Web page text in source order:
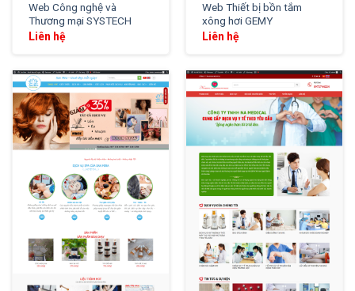
Web Công nghệ và
Thương mại SYSTECH
Liên hệ
Web Thiết bị bồn tắm
xông hơi GEMY
Liên hệ
XEM THỬ XEM THỬ